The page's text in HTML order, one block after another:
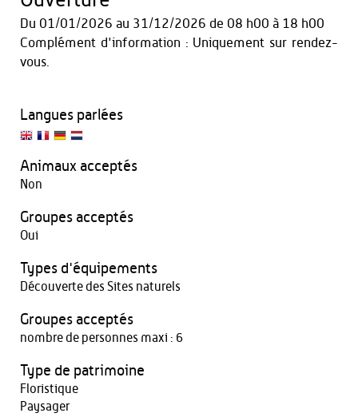
Du 01/01/2026 au 31/12/2026 de 08 h00 à 18 h00
Complément d'information : Uniquement sur rendez-
vous.
Langues parlées
Animaux acceptés
Non
Groupes acceptés
Oui
Types d'équipements
Découverte des Sites naturels
Groupes acceptés
nombre de personnes maxi : 6
Type de patrimoine
Floristique
Paysager